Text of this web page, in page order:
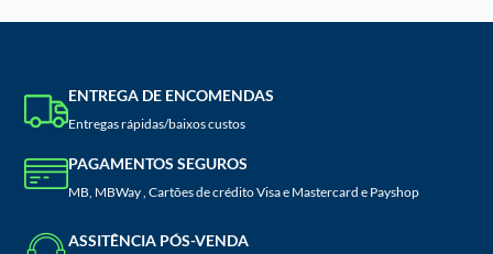
ENTREGA DE ENCOMENDAS
Entregas rápidas/baixos custos
PAGAMENTOS SEGUROS
MB, MBWay , Cartões de crédito Visa e Mastercard e Payshop
ASSITÊNCIA PÓS-VENDA